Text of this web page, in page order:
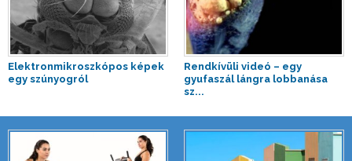
Elektronmikroszkópos képek
egy szúnyogról
Rendkívüli videó – egy
gyufaszál lángra lobbanása
sz...